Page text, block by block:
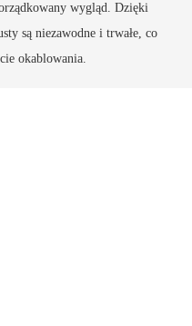
wygląd. Dzięki
są niezawodne i trwałe, co
okablowania.